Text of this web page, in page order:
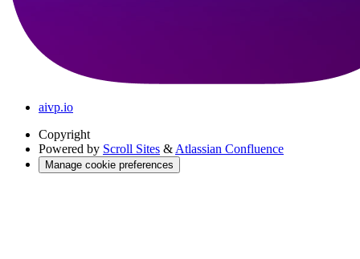
aivp.io
Copyright
Powered by Scroll Sites &Atlassian Confluence
Manage cookie preferences